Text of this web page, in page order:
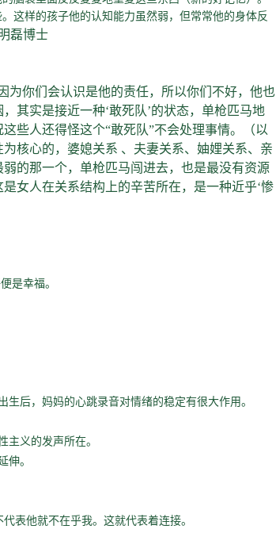
这样的孩子他的认知能力虽然弱，但常常他的身体反
磊博士
为你们会认识是他的责任，所以你们不好，他也
其实是接近一种‘敢死队’的状态，单枪匹马地
些人还得怪这个“敢死队”不会处理事情。（以
核心的，婆媳关系 、夫妻关系、妯娌关系、亲
的那一个，单枪匹马闯进去，也是最没有资源
女人在关系结构上的辛苦所在，是一种近乎‘惨
是幸福。
后，妈妈的心跳录音对情绪的稳定有很大作用。
主义的发声所在。
伸。
表他就不在乎我。这就代表着连接。